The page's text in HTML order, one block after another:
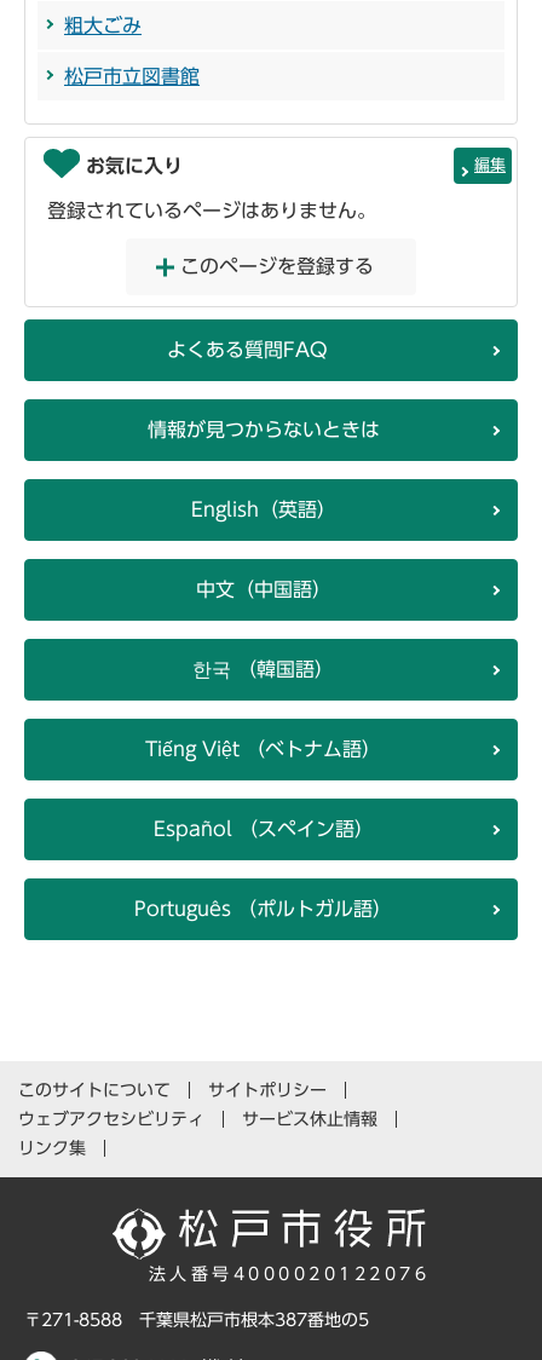
粗大ごみ
松戸市立図書館
お気に入り 編集
登録されているページはありません。
このページを登録する
よくある質問FAQ
情報が見つからないときは
English（英語）
中文（中国語）
한국 （韓国語）
Tiếng Việt （ベトナム語）
Español （スペイン語）
Português （ポルトガル語）
このサイトについて
サイトポリシー
ウェブアクセシビリティ
サービス休止情報
リンク集
法人番号4000020122076
〒271-8588 千葉県松戸市根本387番地の5